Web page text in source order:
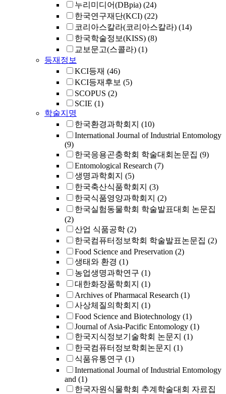
누리미디어(DBpia) (24)
한국연구재단(KCI) (22)
코리아스칼라(코리아스칼라) (14)
한국학술정보(KISS) (8)
교보문고(스콜라) (1)
등재정보
KCI등재 (46)
KCI등재후보 (5)
SCOPUS (2)
SCIE (1)
학술지명
한국환경과학회지 (10)
International Journal of Industrial Entomology
(9)
한국응용곤충학회 학술대회논문집 (9)
Entomological Research (7)
생명과학회지 (5)
한국축산식품학회지 (3)
한국식품영양과학회지 (2)
한국실험동물학회 학술발표대회 논문집
(2)
산업 식품공학 (2)
한국컴퓨터정보학회 학술발표논문집 (2)
Food Science and Preservation (2)
생태와 환경 (1)
농업생명과학연구 (1)
대한화장품학회지 (1)
Archives of Pharmacal Research (1)
사상체질의학회지 (1)
Food Science and Biotechnology (1)
Journal of Asia-Pacific Entomology (1)
한국지식정보기술학회 논문지 (1)
한국컴퓨터정보학회논문지 (1)
식품유통연구 (1)
International Journal of Industrial Entomology
and (1)
한국자원식물학회 추계학술대회 자료집